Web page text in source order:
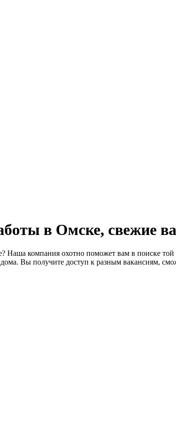
в Омске, свежие
компания охотно поможет вам в поиске той
Вы получите доступ к разным вакансиям,